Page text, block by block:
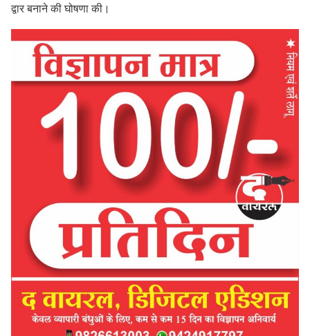
द्वार बनाने की घोषणा की।